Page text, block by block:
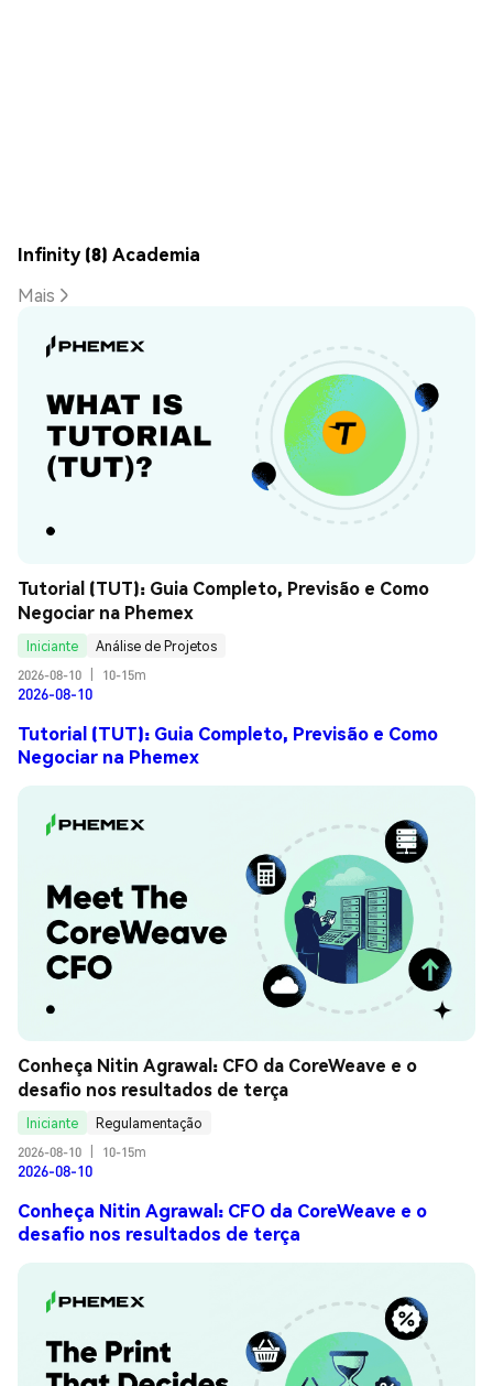
Infinity (8) Academia
Mais
Tutorial (TUT): Guia Completo, Previsão e Como
Negociar na Phemex
Iniciante
Análise de Projetos
2026-08-10
10-15m
2026-08-10
Tutorial (TUT): Guia Completo, Previsão e Como
Negociar na Phemex
Conheça Nitin Agrawal: CFO da CoreWeave e o
desafio nos resultados de terça
Iniciante
Regulamentação
2026-08-10
10-15m
2026-08-10
Conheça Nitin Agrawal: CFO da CoreWeave e o
desafio nos resultados de terça